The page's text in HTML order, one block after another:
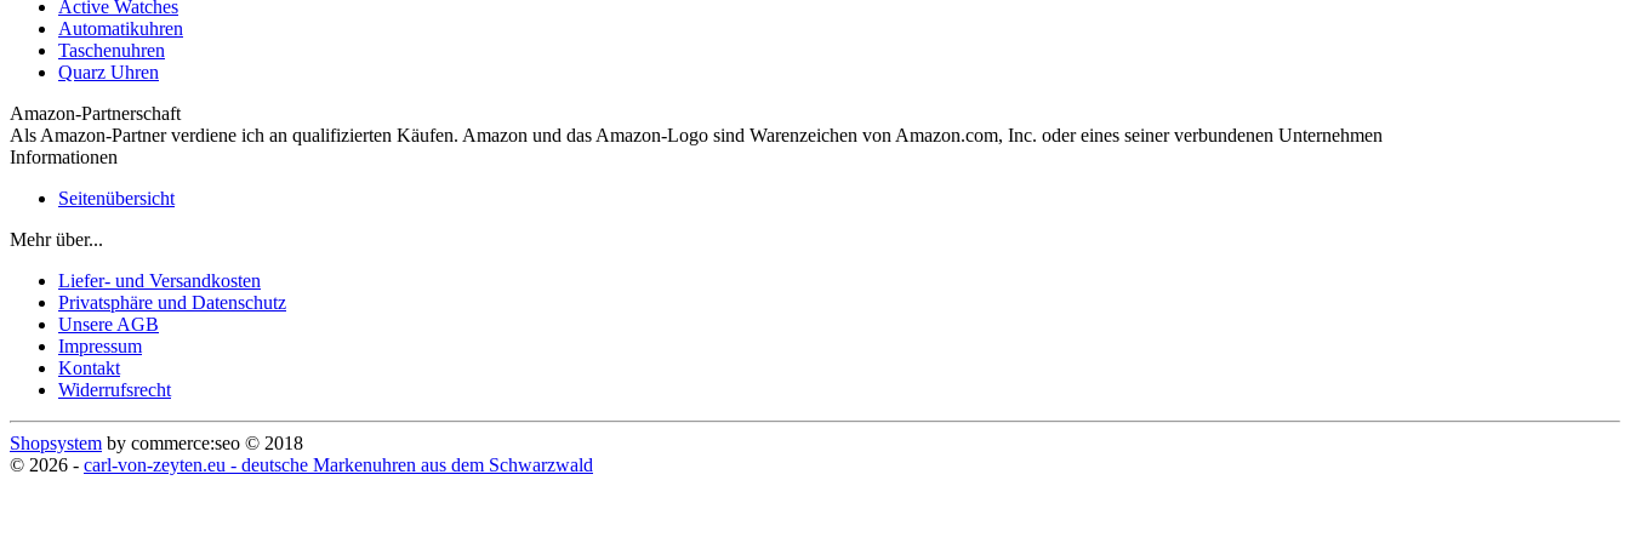
Active Watches
Automatikuhren
Taschenuhren
Quarz Uhren
Amazon-Partnerschaft
Als Amazon-Partner verdiene ich an qualifizierten Käufen. Amazon und das Amazon-Logo sind Warenzeichen von Amazon.com, Inc. oder eines seiner verbundenen Unternehmen
Informationen
Seitenübersicht
Mehr über...
Liefer- und Versandkosten
Privatsphäre und Datenschutz
Unsere AGB
Impressum
Kontakt
Widerrufsrecht
Shopsystem by commerce:seo © 2018
© 2026 - carl-von-zeyten.eu - deutsche Markenuhren aus dem Schwarzwald